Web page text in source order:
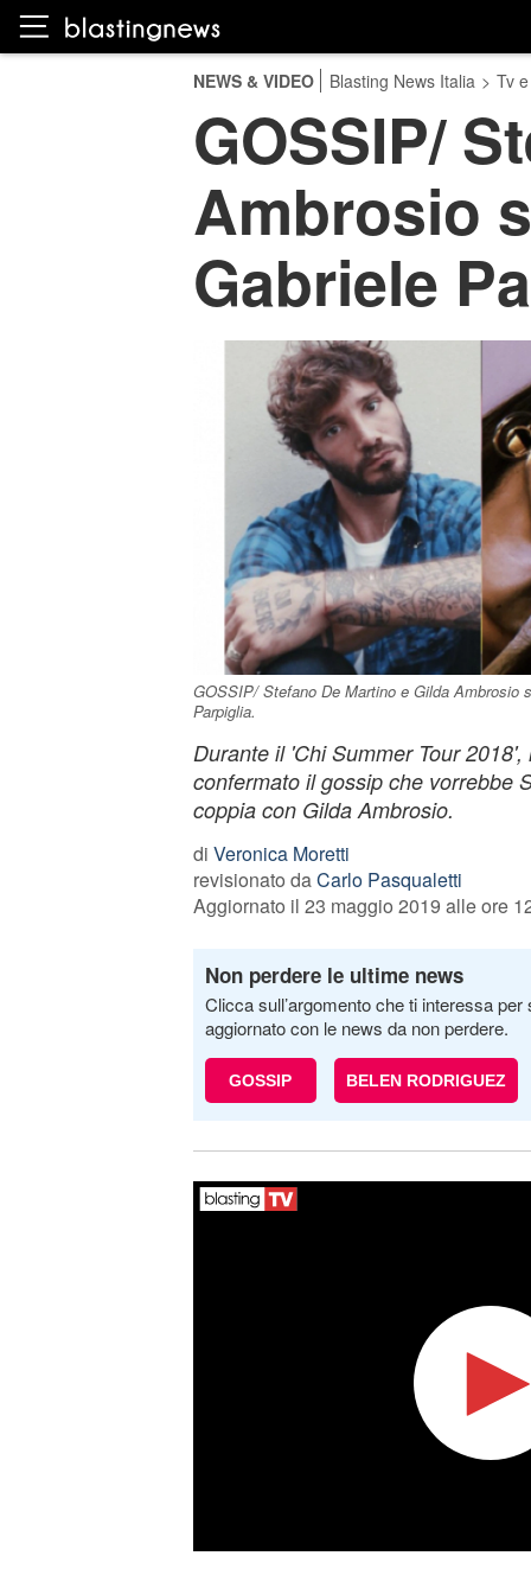
NEWS & VIDEO Blasting News Italia > Tv
GOSSIP/
Ambrosio
Gabriele
GOSSIP/ Stefano De Martino e Gilda Ambrosio
Parpiglia.
Durante il 'Chi Summer Tour
confermato il gossip che vorrebbe
coppia con Gilda Ambrosio.
di Veronica Moretti
revisionato daCarlo Pasqualetti
Aggiornato il 23 maggio 2019 alle ore
Non perdere le ultime news
Clicca sull’argomento che ti interessa
aggiornato con le news da non perdere.
GOSSIP BELEN RODRIGUEZ